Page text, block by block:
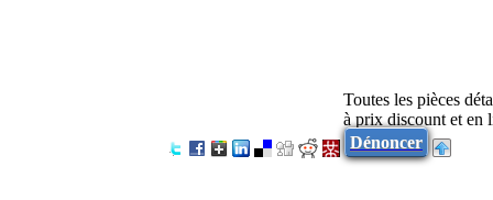
Toutes les pièces
à prix discount et
Dénoncer